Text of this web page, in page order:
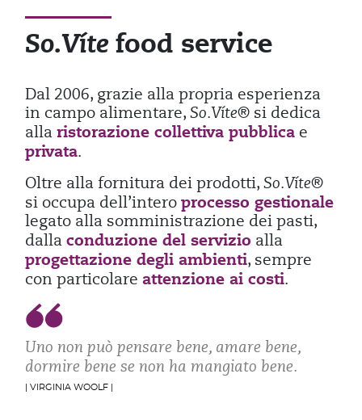
So.Víte food service
Dal 2006, grazie alla propria esperienza
in campo alimentare, So.Víte® si dedica
alla ristorazione collettiva pubblica e
privata.
Oltre alla fornitura dei prodotti, So.Víte®
si occupa dell’intero processo gestionale
legato alla somministrazione dei pasti,
dalla conduzione del servizio alla
progettazione degli ambienti, sempre
con particolare attenzione ai costi.
Uno non può pensare bene, amare bene,
dormire bene se non ha mangiato bene.
| VIRGINIA WOOLF |